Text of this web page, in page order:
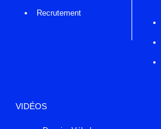
Recrutement
VIDÉOS